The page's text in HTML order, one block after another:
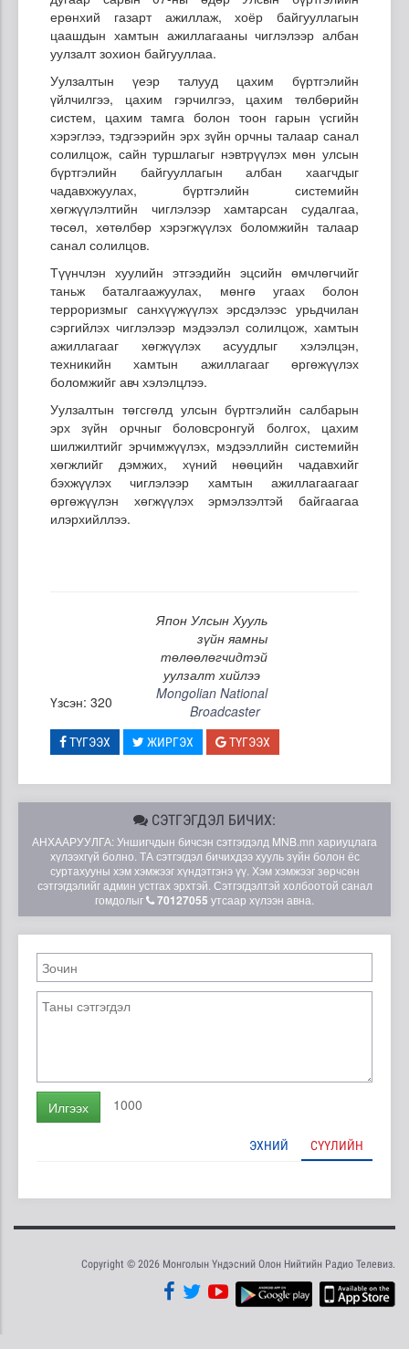
ерөнхий газарт ажиллаж, хоёр байгууллагын
цаашдын хамтын ажиллагааны чиглэлээр албан
уулзалт зохион байгууллаа.
Уулзалтын үеэр талууд цахим бүртгэлийн
үйлчилгээ, цахим гэрчилгээ, цахим төлбөрийн
систем, цахим тамга болон тоон гарын үсгийн
хэрэглээ, тэдгээрийн эрх зүйн орчны талаар санал
солилцож, сайн туршлагыг нэвтрүүлэх мөн улсын
бүртгэлийн байгууллагын албан хаагчдыг
чадавхжуулах, бүртгэлийн системийн
хөгжүүлэлтийн чиглэлээр хамтарсан судалгаа,
төсөл, хөтөлбөр хэрэгжүүлэх боломжийн талаар
санал солилцов.
Түүнчлэн хуулийн этгээдийн эцсийн өмчлөгчийг
таньж баталгаажуулах, мөнгө угаах болон
терроризмыг санхүүжүүлэх эрсдэлээс урьдчилан
сэргийлэх чиглэлээр мэдээлэл солилцож, хамтын
ажиллагааг хөгжүүлэх асуудлыг хэлэлцэн,
техникийн хамтын ажиллагааг өргөжүүлэх
боломжийг авч хэлэлцлээ.
Уулзалтын төгсгөлд улсын бүртгэлийн салбарын
эрх зүйн орчныг боловсронгуй болгох, цахим
шилжилтийг эрчимжүүлэх, мэдээллийн системийн
хөгжлийг дэмжих, хүний нөөцийн чадавхийг
бэхжүүлэх чиглэлээр хамтын ажиллагаагааг
өргөжүүлэн хөгжүүлэх эрмэлзэлтэй байгаагаа
илэрхийллээ.
Япон Улсын Хууль
зүйн яамны
төлөөлөгчидтэй
уулзалт хийлээ
Үзсэн: 320
Mongolian National
Broadcaster
ТҮГЭЭХ ЖИРГЭХ ТҮГЭЭХ
СЭТГЭГДЭЛ БИЧИХ:
АНХААРУУЛГА: Уншигчдын бичсэн сэтгэгдэлд MNB.mn хариуцлага
хүлээхгүй болно. ТА сэтгэгдэл бичихдээ хууль зүйн болон ёс
суртахууны хэм хэмжээг хүндэтгэнэ үү. Хэм хэмжээг зөрчсөн
сэтгэгдэлийг админ устгах эрхтэй. Сэтгэгдэлтэй холбоотой санал
гомдолыг
70127055 утсаар хүлээн авна.
Илгээх 1000
ЭХНИЙ СҮҮЛИЙН
Copyright © 2026 Монголын Үндэсний Олон Нийтийн Радио Телевиз.